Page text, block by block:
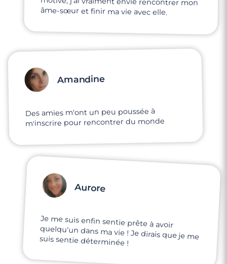
âme-sœur et finir ma vie avec elle.
Amandine
Des amies m'ont un peu poussée à
m'inscrire pour rencontrer du monde
Aurore
Je me suis enfin sentie prête à avoir
quelqu'un dans ma vie ! Je dirais que je me
suis sentie déterminée !